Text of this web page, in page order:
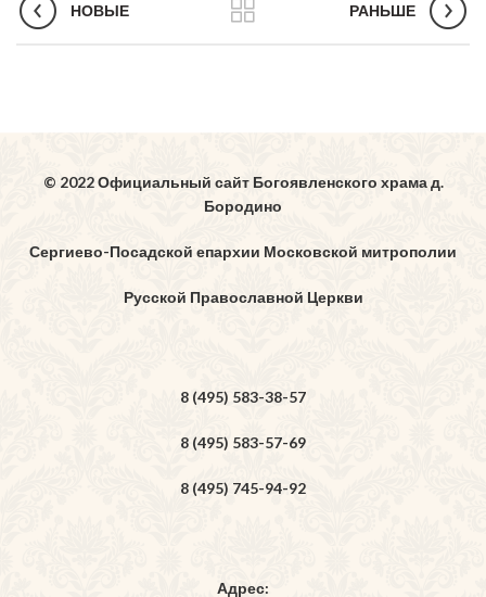
НОВЫЕ РАНЬШЕ
© 2022 Официальный сайт Богоявленского храма д.
Бородино
Сергиево-Посадской епархии Московской митрополии
Русской Православной Церкви
8 (495) 583-38-57
8 (495) 583-57-69
8 (495) 745-94-92
Адрес: